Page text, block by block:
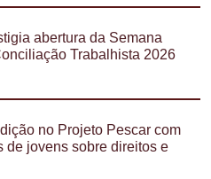
abertura da Semana
Trabalhista 2026
no Projeto Pescar com
de jovens sobre direitos e